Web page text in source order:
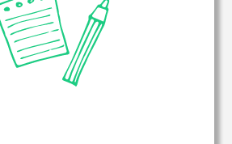
standards de votre secteur.